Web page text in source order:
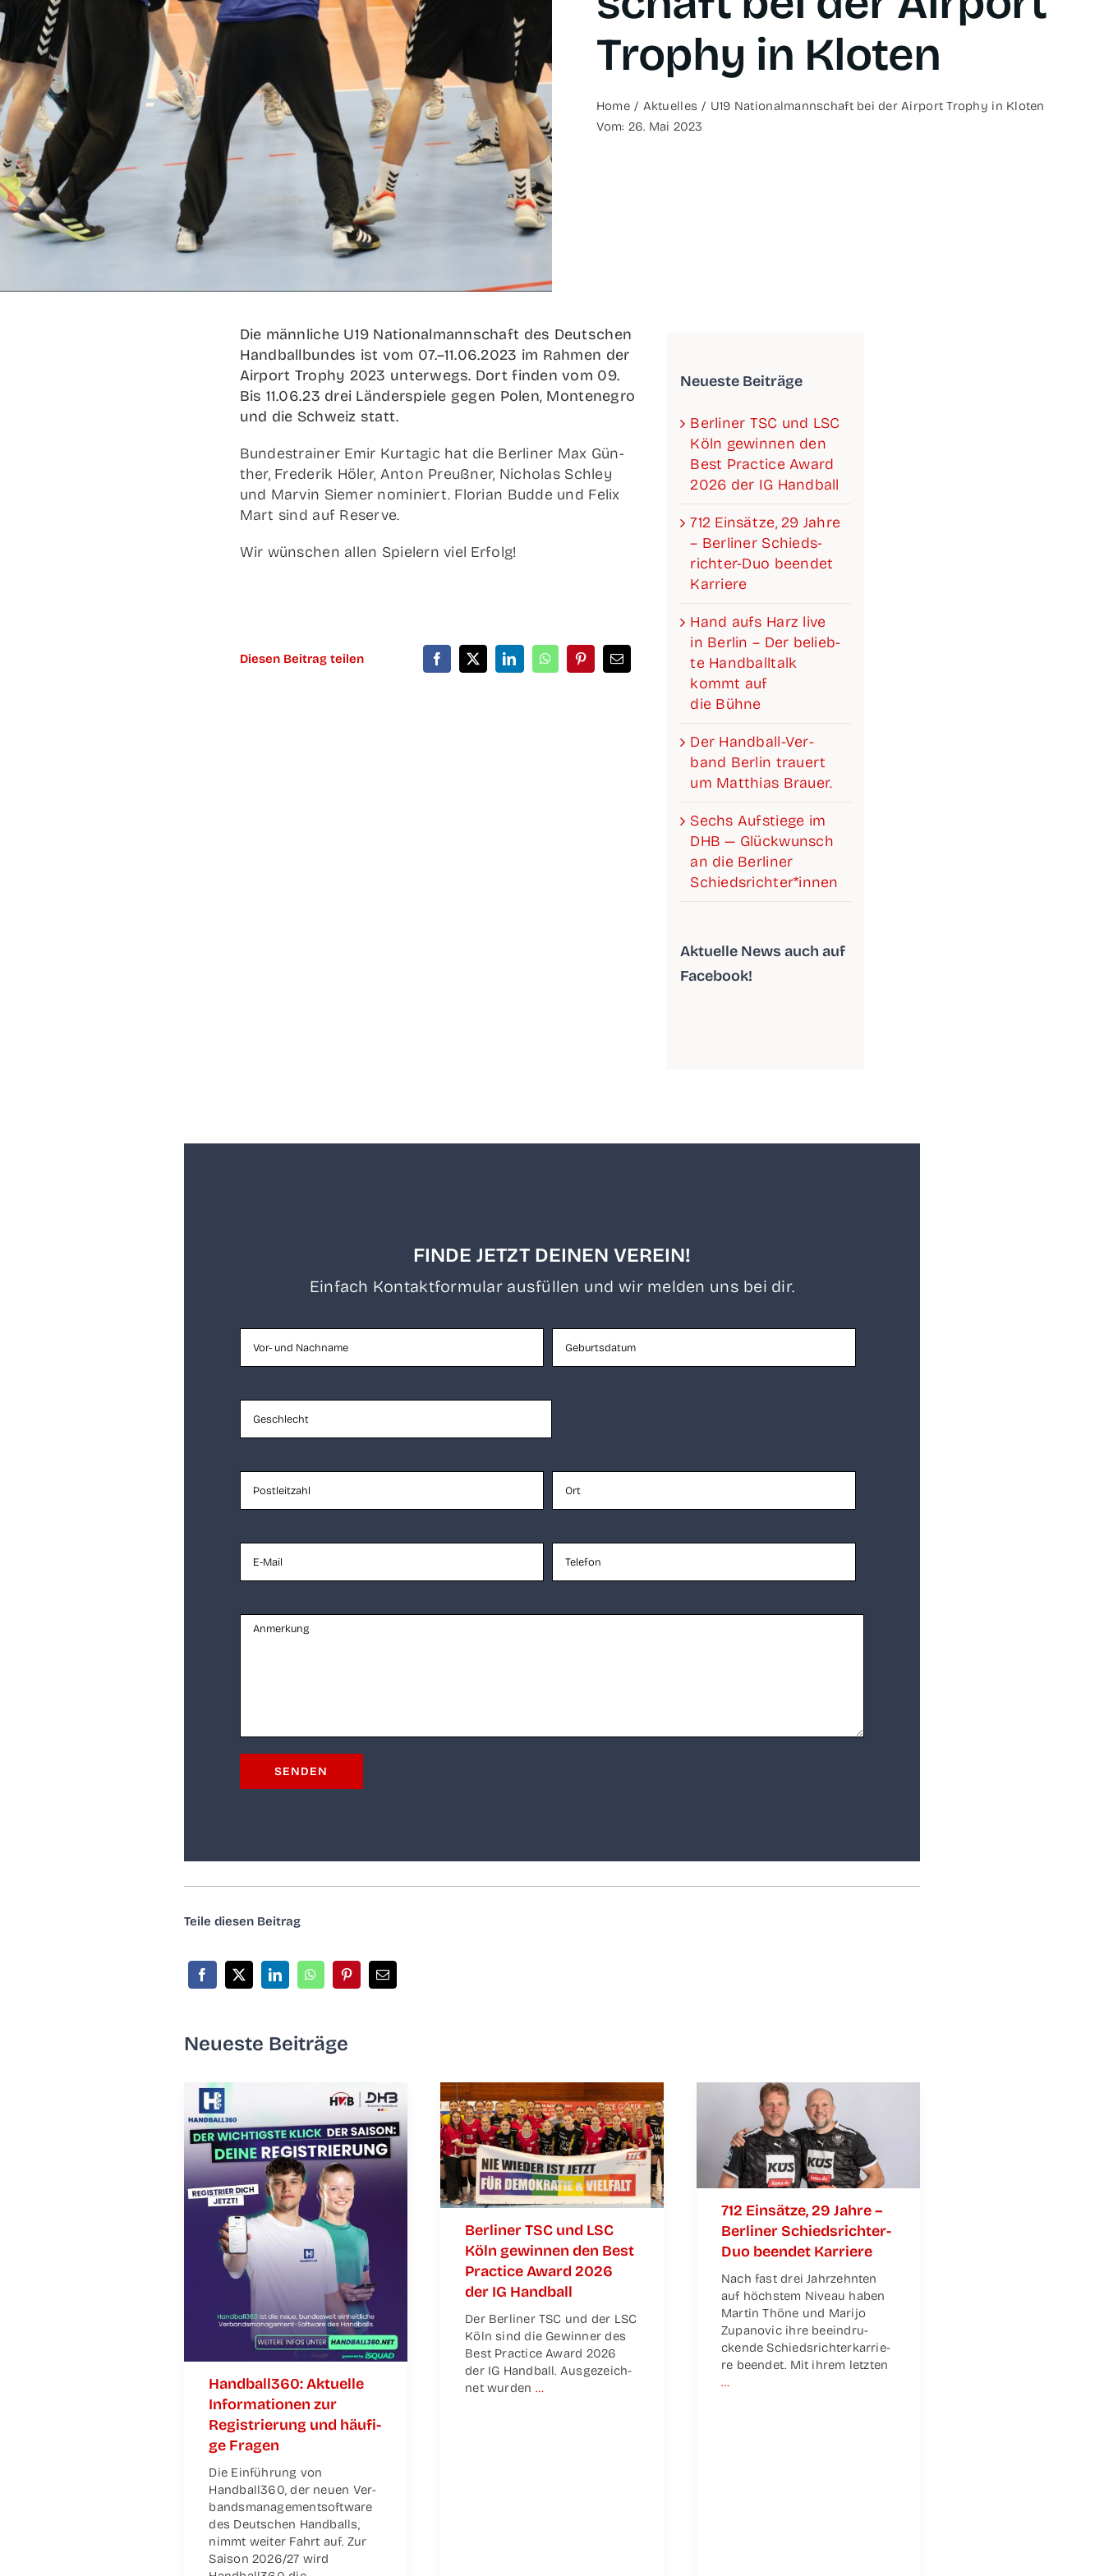
Tro­phy in Kloten
Home Aktu­el­les
U19 Natio­nal­mann­schaft bei der Air­port Tro­phy in Kloten
Vom: 26. Mai 2023
Die männ­li­che U19 Natio­nal­mann­schaft des Deut­schen
Hand­ball­bun­des ist vom 07.–11.06.2023 im Rah­men der
Air­port Tro­phy 2023 unter­wegs. Dort fin­den vom 09.
Bis 11.06.23 drei Län­der­spie­le gegen Polen, Mon­te­ne­gro
und die Schweiz statt.
Bun­des­trai­ner Emir Kur­ta­gic hat die Ber­li­ner Max Gün­
ther, Fre­de­rik Höler, Anton Preuß­ner, Nicho­las Schley
und Mar­vin Sie­mer nomi­niert. Flo­ri­an Bud­de und Felix
Mart sind auf Reserve.
Wir wün­schen allen Spie­lern viel Erfolg!
Die­sen Bei­trag teilen
Neu­es­te Beiträge
Ber­li­ner TSC und LSC
Köln gewin­nen den
Best Prac­ti­ce Award
2026 der IG Handball
712 Ein­sät­ze, 29 Jah­re
– Ber­li­ner Schieds­­­
rich­­­ter-Duo been­det
Karriere
Hand aufs Harz live
in Ber­lin – Der belieb­
te Hand­ball­talk
kommt auf
die Bühne
Der Han­­d­­­ball-Ver­­­­­
band Ber­lin trau­ert
um Mat­thi­as Brauer.
Sechs Auf­stie­ge im
DHB — Glück­wunsch
an die Ber­li­ner
Schiedsrichter*innen
Aktu­el­le News auch auf
Facebook!
FINDE JETZT DEINEN VEREIN!
Ein­fach Kon­takt­for­mu­lar aus­fül­len und wir mel­den uns bei dir.
Tei­le die­sen Beitrag
Neu­es­te Beiträge
Handball360: Aktu­el­le
Infor­ma­tio­nen zur
Regis­trie­rung und häu­fi­
ge Fragen
Die Ein­füh­rung von
Handball360, der neu­en Ver­
bands­ma­nage­m­ent­soft­ware
des Deut­schen Hand­balls,
nimmt wei­ter Fahrt auf. Zur
Sai­son 2026/27 wird
Ber­li­ner TSC und LSC
Köln gewin­nen den Best
Prac­ti­ce Award 2026
der IG Handball
Der Ber­li­ner TSC und der LSC
Köln sind die Gewin­ner des
Best Prac­ti­ce Award 2026
der IG Hand­ball. Aus­ge­zeich­
net wur­den …
712 Ein­sät­ze, 29 Jah­re –
Ber­li­ner Schieds­­­rich­­­ter-
Duo been­det Karriere
Nach fast drei Jahr­zehn­ten
auf höchs­tem Niveau haben
Mar­tin Thö­ne und Mari­jo
Zupa­no­vic ihre beein­dru­
cken­de Schieds­rich­ter­kar­rie­
re been­det. Mit ihrem letz­ten
…